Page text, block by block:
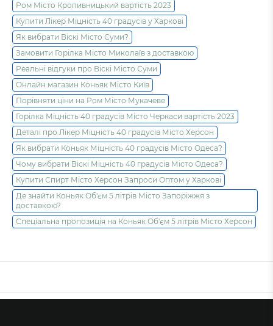
Ром Місто Кропивницький вартість 2023
Купити Лікер Міцність 40 градусів у Харкові
Як вибрати Віскі Місто Суми?
Замовити Горілка Місто Миколаїв з доставкою
Реальні відгуки про Віскі Місто Суми
Онлайн магазин Коньяк Місто Київ
Порівняти ціни на Ром Місто Мукачеве
Горілка Міцність 40 градусів Місто Черкаси вартість 2023
Деталі про Лікер Міцність 40 градусів Місто Херсон
Як вибрати Коньяк Міцність 40 градусів Місто Одеса?
Чому вибрати Віскі Міцність 40 градусів Місто Одеса?
Купити Спирт Місто Херсон Запроси Оптом у Харкові
Де знайти Коньяк Об'єм 5 літрів Місто Запоріжжя з
доставкою?
Спеціальна пропозиція на Коньяк Об'єм 5 літрів Місто Херсон